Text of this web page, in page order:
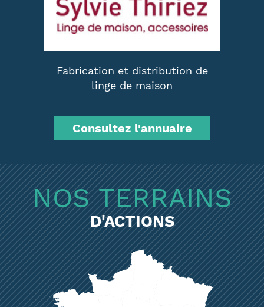
Fabrication et distribution de
linge de maison
Consultez l'annuaire
NOS TERRAINS
D'ACTIONS